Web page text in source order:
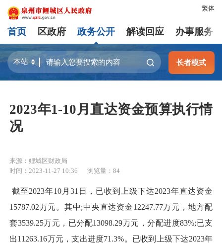
繁体
首页 区政府 政务公开 解读回应 办事服务
长者模式
2023年1-10月直达资金预算执行情
况
来源：鲤城区财政局
时间：2023-11-27 10:36
浏览量： 84
截至2023年10月31日，已收到上级下达2023年直达资金
15787.02万元。其中;中央直达资金12247.77万元，地方配
套3539.25万元，已分配13098.29万元，分配进度83%;已支
出11263.16万元，支出进度71.3%。已收到上级下达2023年